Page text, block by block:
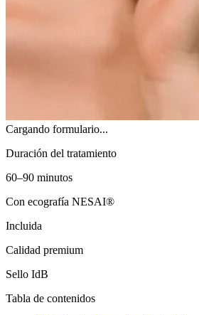
Cargando formulario...
Duración del tratamiento
60–90 minutos
Con ecografía NESAI®
Incluida
Calidad premium
Sello IdB
Tabla de contenidos